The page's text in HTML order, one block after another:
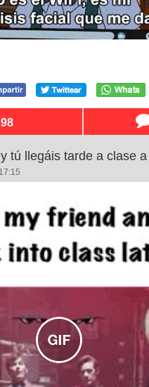
tú llegáis tarde a clase